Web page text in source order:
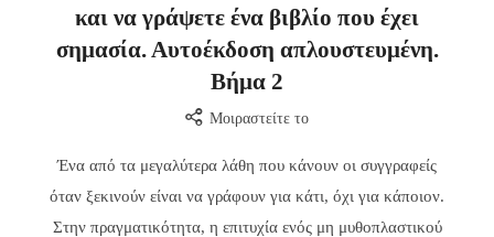
και να γράψετε ένα βιβλίο που έχει
σημασία. Αυτοέκδοση απλουστευμένη.
Βήμα 2
Μοιραστείτε το
Ένα από τα μεγαλύτερα λάθη που κάνουν οι συγγραφείς
όταν ξεκινούν είναι να γράφουν για κάτι, όχι για κάποιον.
Στην πραγματικότητα, η επιτυχία ενός μη μυθοπλαστικού